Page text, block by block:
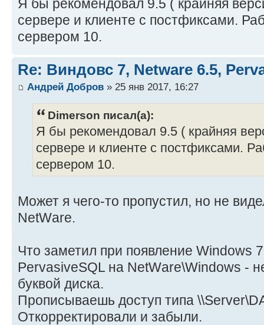
Я бы рекомендовал 9.5 ( крайняя
сервере и клиенте с постфиксами.
сервером 10.
Re: Виндовс 7, Netware 6.5,
Андрей Добров » 25 янв 2017, 16:27
Dimerson писал(а):
Я бы рекомендовал 9.5 ( крайняя
сервере и клиенте с постфиксами.
сервером 10.
Может я чего-то пропустил, но не
NеtWаrе.
Что заметил при появление Windоws
PеrvаsivеSQL на NetWаre\Windоws -
буквой диска.
Прописываешь доступ типа
Откорректировали и забыли.